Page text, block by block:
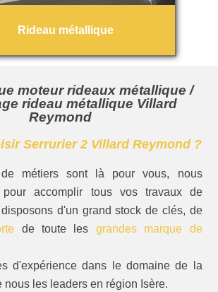
Rideau métallique
moteur rideaux métallique /
rideau métallique Villard
Reymond
Serrurier 2 Villard Reymond ?
de métiers sont là pour vous, nous
pour accomplir tous vos travaux de
d'un grand stock de clés, de
de toute les grandes marque de
d'expérience dans le domaine de la
nous les leaders en région Isère.